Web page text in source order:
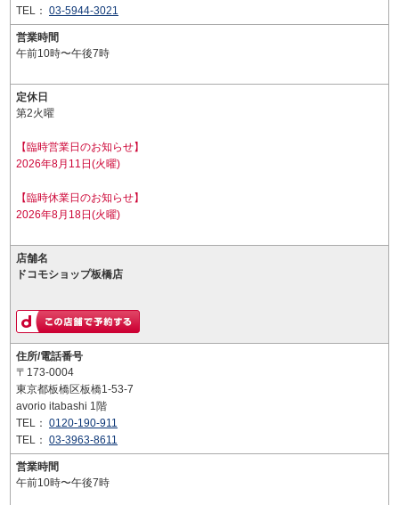
TEL： 03-5944-3021
営業時間
午前10時〜午後7時
定休日
第2火曜
【臨時営業日のお知らせ】
2026年8月11日(火曜)
【臨時休業日のお知らせ】
2026年8月18日(火曜)
店舗名
ドコモショップ板橋店
住所/電話番号
〒173-0004
東京都板橋区板橋1-53-7
avorio itabashi 1階
TEL： 0120-190-911
TEL： 03-3963-8611
営業時間
午前10時〜午後7時